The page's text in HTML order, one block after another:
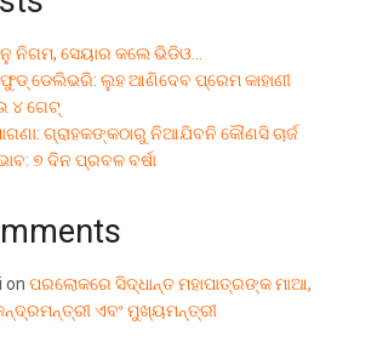
ନିଗମ, ସେୟାର କଲେ ଭିଡିଓ…
ଡେଲିଭରି: ଲୁହ ଆଣିଦେବ ପ୍ରେମ କାହାଣୀ
୪ ଗେଟ୍
ଗ୍ରାହକଙ୍କଠାରୁ ନିଆଯିବନି କୌଣସି ଚାର୍ଜ
୭ ଦିନ ପ୍ରବଳ ବର୍ଷା
on ପରଲୋକରେ ସିଦ୍ଧାନ୍ତ ମହାପାତ୍ରଙ୍କ ମାଆ,
ଏବଂ ମୁଖ୍ୟମନ୍ତ୍ରୀ